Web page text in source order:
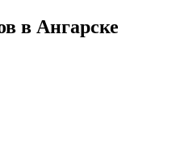
в Ангарске